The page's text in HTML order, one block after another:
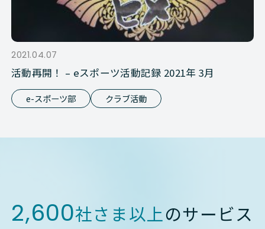
2021.04.07
活動再開！ – eスポーツ活動記録 2021年 3月
e-スポーツ部 クラブ活動
2,600社さま以上のサービス